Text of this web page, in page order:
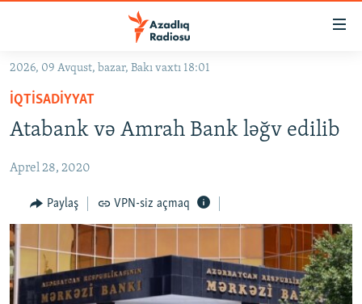
Əsas
qayıt
Əsas
qayıt
GÜNDƏM
#İZAHLA
#ƏSLINDƏ
FƏRQƏ BAX
QANUNI DOĞRU
ARAŞDIRMA
MULTIMEDIA
2026, 09 Avqust, bazar, Bakı vaxtı 18:01
İQTISADIYYAT
Atabank və Amrah Bank ləğv edilib
Aprel 28, 2020
Paylaş VPN-siz açmaq